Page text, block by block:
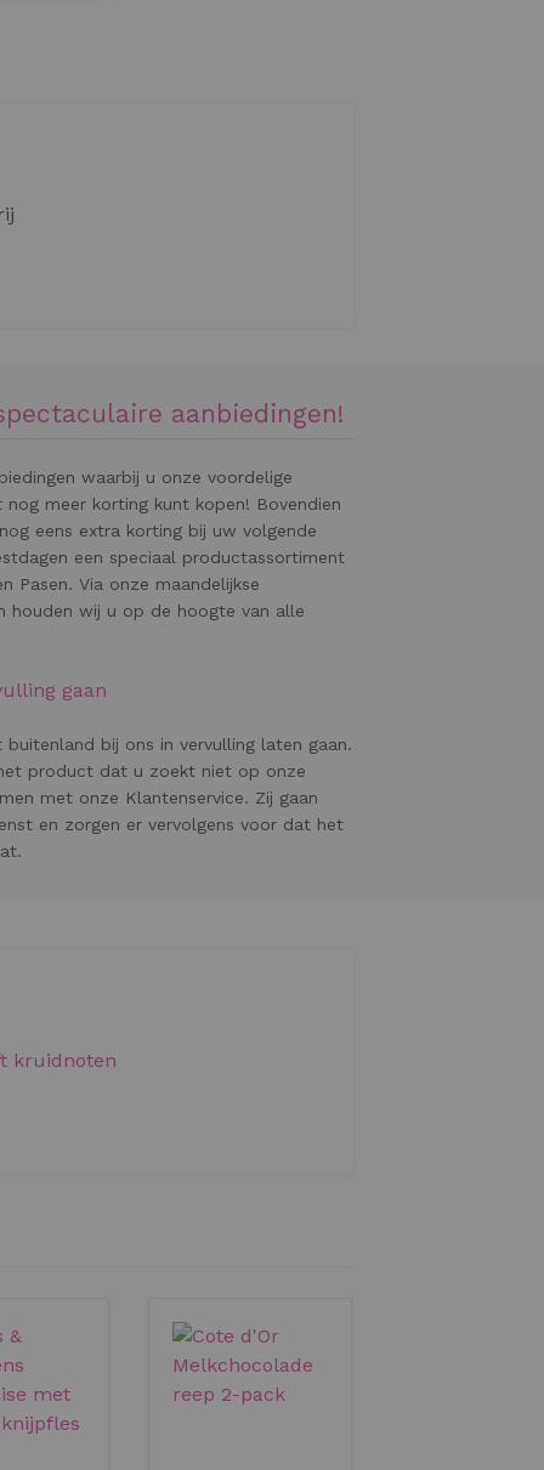
aanbiedingen!
waarbij u onze voordelige
meer korting kunt kopen! Bovendien
eens extra korting bij uw volgende
een speciaal productassortiment
Pasen. Via onze maandelijkse
houden wij u op de hoogte van alle
gaan
bij ons in vervulling laten gaan.
product dat u zoekt niet op onze
met onze Klantenservice. Zij gaan
en zorgen er vervolgens voor dat het